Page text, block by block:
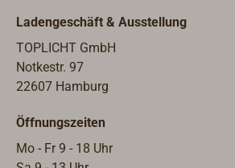
Ladengeschäft & Ausstellung
TOPLICHT GmbH
Notkestr. 97
22607 Hamburg
Öffnungszeiten
Mo - Fr 9 - 18 Uhr